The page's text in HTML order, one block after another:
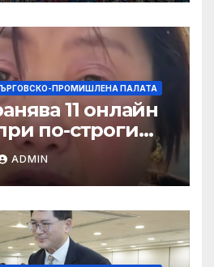
ПРОМИШЛЕНА ПАЛАТА
11 онлайн
по-строги
на
ADMIN